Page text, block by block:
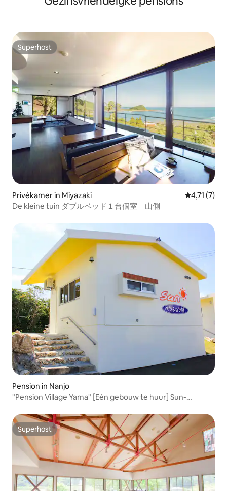
ongeveer 15 minuten rijden Ongeveer
15 minuten rijden naar Okinawa Okinawa
World for Cultural Experience
culturele
Superhost
Superhost
Privékamer in Miyazaki
4,71 (7)
De kleine tuin ダブルベッド１台個室 山側
Pension in Nanjo
"Pension Village Yama" [Eén gebouw te huur] Sun-
Superhost
Superhost